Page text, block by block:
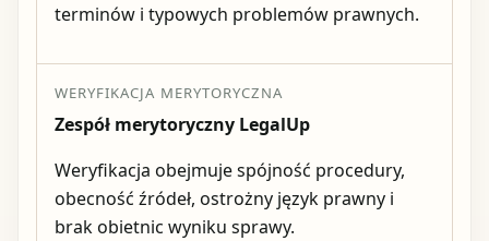
terminów i typowych problemów prawnych.
WERYFIKACJA MERYTORYCZNA
Zespół merytoryczny LegalUp
Weryfikacja obejmuje spójność procedury,
obecność źródeł, ostrożny język prawny i
brak obietnic wyniku sprawy.